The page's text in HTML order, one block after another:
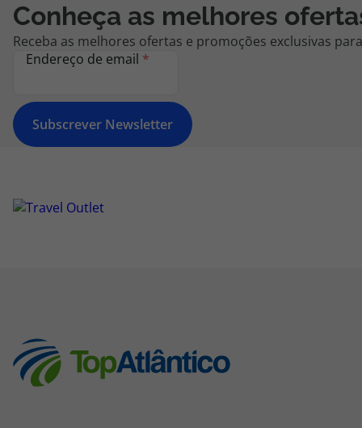
Conheça as melhores
Receba as melhores ofertas e promoções exclusivas
Endereço de email *
Subscrever Newsletter